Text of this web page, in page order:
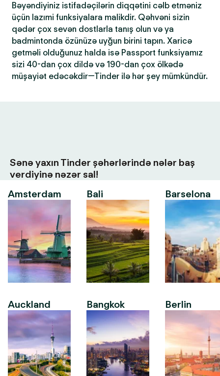
Bəyəndiyiniz istifadəçilərin diqqətini cəlb etməniz
üçün lazımi funksiyalara malikdir. Qəhvəni sizin
qədər çox sevən dostlarla tanış olun və ya
badmintonda özünüzə uyğun birini tapın. Xaricə
getməli olduğunuz halda isə Passport funksiyamız
sizi 40-dan çox dildə və 190-dan çox ölkədə
müşayiət edəcəkdir—Tinder ilə hər şey mümkündür.
Sənə yaxın Tinder şəhərlərində nələr baş
verdiyinə nəzər sal!
Amsterdam
Auckland
Bali
Bangkok
Barselona
Berlin